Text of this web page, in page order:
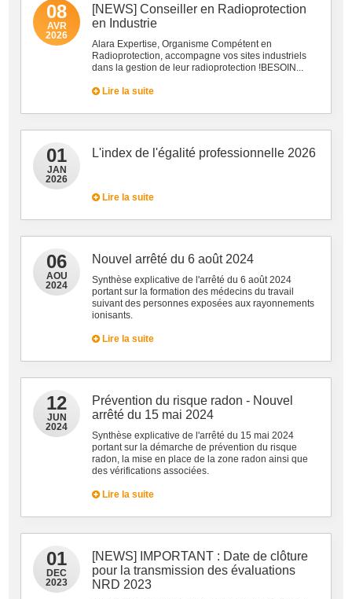
08
AVR
2026
[NEWS] Conseiller en Radioprotection
en Industrie
Alara Expertise, Organisme Compétent en
Radioprotection, accompagne vos sites industriels
dans la gestion de leur radioprotection !BESOIN...
Lire la suite
01
JAN
2026
L'index de l'égalité professionnelle 2026
Lire la suite
06
AOU
2024
Nouvel arrêté du 6 août 2024
Synthèse explicative de l'arrêté du 6 août 2024
portant sur la formation des médecins du travail
suivant des personnes exposées aux rayonnements
ionisants.
Lire la suite
12
JUN
2024
Prévention du risque radon - Nouvel
arrêté du 15 mai 2024
Synthèse explicative de l'arrêté du 15 mai 2024
portant sur la démarche de prévention du risque
radon, la mise en place de la zone radon ainsi que
des vérifications associées.
Lire la suite
01
DEC
2023
[NEWS] IMPORTANT : Date de clôture
pour la transmission des évaluations
NRD 2023